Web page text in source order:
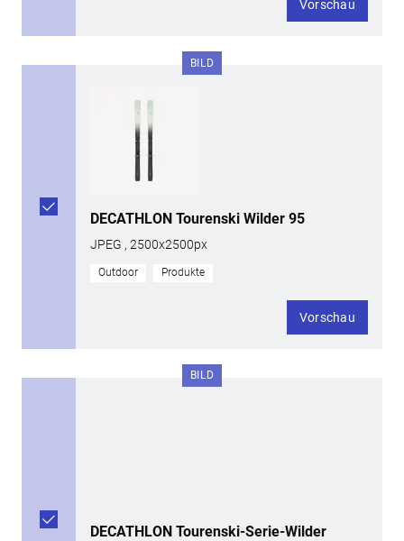
Vorschau
BILD
DECATHLON Tourenski Wilder 95
JPEG , 2500x2500px
Outdoor Produkte
Vorschau
BILD
DECATHLON Tourenski-Serie-Wilder